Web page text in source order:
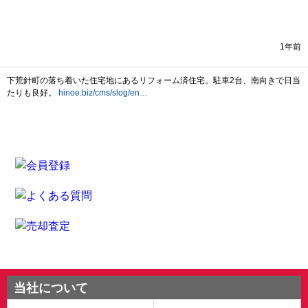
当社について